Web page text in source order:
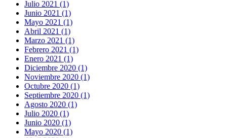
Julio 2021 (1)
Junio 2021 (1)
Mayo 2021 (1)
Abril 2021 (1)
Marzo 2021 (1)
Febrero 2021 (1)
Enero 2021 (1)
Diciembre 2020 (1)
Noviembre 2020 (1)
Octubre 2020 (1)
Septiembre 2020 (1)
Agosto 2020 (1)
Julio 2020 (1)
Junio 2020 (1)
Mayo 2020 (1)